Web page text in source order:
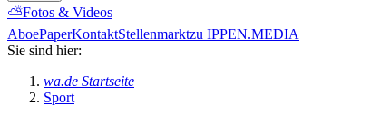
⛅Fotos & Videos
AboePaperKontaktStellenmarktzu IPPEN.MEDIA
Sie sind hier:
wa.de Startseite
Sport